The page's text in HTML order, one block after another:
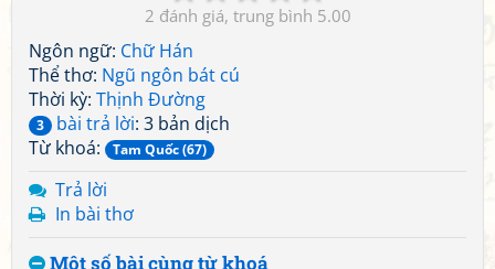
2 5.00
Ngôn ngữ: Chữ Hán
Thể thơ: Ngũ ngôn bát cú
Thời kỳ: Thịnh Đường
3 bài trả lời: 3 bản dịch
Từ khoá:
Tam Quốc (67)
Trả lời
In bài thơ
Một số bài cùng từ khoá